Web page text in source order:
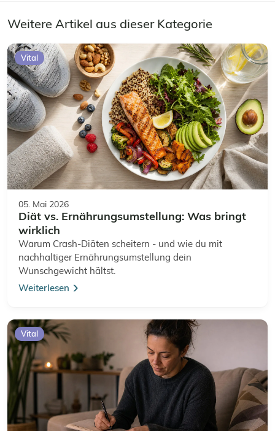
Weitere Artikel aus dieser Kategorie
Vital
05. Mai 2026
Diät vs. Ernährungsumstellung: Was bringt
wirklich
Warum Crash-Diäten scheitern - und wie du mit
nachhaltiger Ernährungsumstellung dein
Wunschgewicht hältst.
Weiterlesen
Vital